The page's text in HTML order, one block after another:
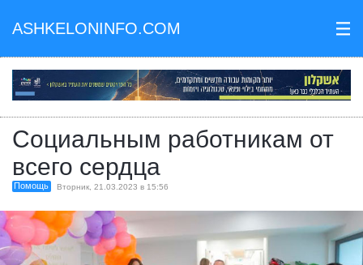
ASHKELONINFO.COM III
Социальным работникам от
всего сердца
Помощь Вторник, 21.03.2023 в 15:56